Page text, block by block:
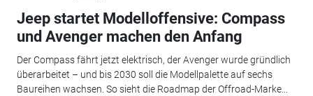
Jeep startet Modelloffensive: Compass
und Avenger machen den Anfang
Der Compass fährt jetzt elektrisch, der Avenger wurde gründlich
überarbeitet – und bis 2030 soll die Modellpalette auf sechs
Baureihen wachsen. So sieht die Roadmap der Offroad-Marke...